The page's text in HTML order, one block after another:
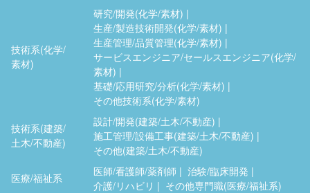
技術系(化学/
素材)
研究/開発(化学/素材)
生産/製造技術開発(化学/素材)
生産管理/品質管理(化学/素材)
サービスエンジニア/セールスエンジニア(化学/
素材)
基礎/応用研究/分析(化学/素材)
その他技術系(化学/素材)
技術系(建築/
土木/不動産)
設計/開発(建築/土木/不動産)
施工管理/設備工事(建築/土木/不動産)
その他(建築/土木/不動産)
医療/福祉系
医師/看護師/薬剤師
治験/臨床開発
介護/リハビリ
その他専門職(医療/福祉系)